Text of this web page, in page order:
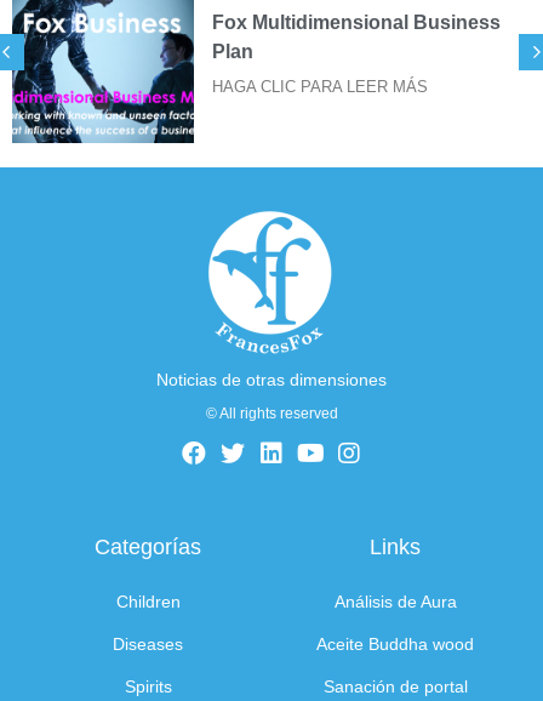
Multidimensional Business
CLIC PARA LEER MÁS
Noticias de otras dimensiones
© All rights reserved
Categorías
Children
Diseases
Spirits
Links
Análisis de Aura
Aceite Buddha wood
Sanación de portal